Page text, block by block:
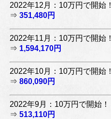
2022年12月：10万円で開始！
⇒ 351,480円
2022年11月：10万円で開始！
⇒ 1,594,170円
2022年10月：10万円で開始！
⇒ 860,090円
2022年9月：10万円で開始！
⇒ 513,110円